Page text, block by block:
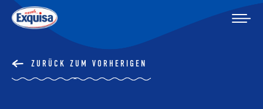
ZURÜCK ZUM VORHERIGEN